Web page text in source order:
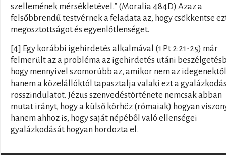
szellemének mérsékletével.” (Moralia 484D) Azaz a
felsőbbrendű testvérnek a feladata az, hogy csökkentse
megosztottságot és egyenlőtlenséget.
[4] Egy korábbi igehirdetés alkalmával (1 Pt 2:21-25) már
felmerült az a probléma az igehirdetés utáni
hogy mennyivel szomorúbb az, amikor nem az
hanem a közelállóktól tapasztalja valaki ezt a
rosszindulatot. Jézus szenvedéstörténete nemcsak abban
mutat irányt, hogy a külső körhöz (rómaiak) hogyan
hanem ahhoz is, hogy saját népéből való ellenségei
gyalázkodását hogyan hordozta el.